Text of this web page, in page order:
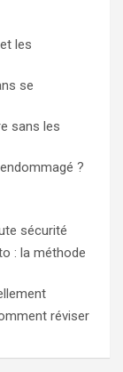
les
se
sans les
?
sécurité
: la méthode
réviser